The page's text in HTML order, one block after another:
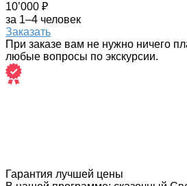
10’000 ₽
за 1–4 человек
Заказать
При заказе вам не нужно ничего
любые вопросы по экскурсии.
Гарантия лучшей цены